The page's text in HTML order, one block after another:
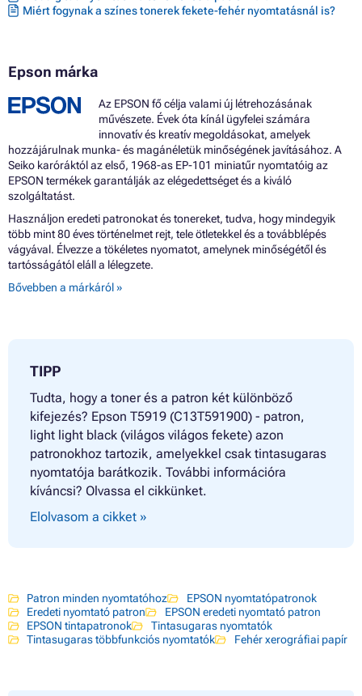
Miért fogynak a színes tonerek fekete-fehér nyomtatásnál is?
Epson márka
Az EPSON fő célja valami új létrehozásának
művészete. Évek óta kínál ügyfelei számára
innovatív és kreatív megoldásokat, amelyek
hozzájárulnak munka- és magánéletük minőségének javításához. A
Seiko karóráktól az első, 1968-as EP-101 miniatűr nyomtatóig az
EPSON termékek garantálják az elégedettséget és a kiváló
szolgáltatást.
Használjon eredeti patronokat és tonereket, tudva, hogy mindegyik
több mint 80 éves történelmet rejt, tele ötletekkel és a továbblépés
vágyával. Élvezze a tökéletes nyomatot, amelynek minőségétől és
tartósságától eláll a lélegzete.
Bővebben a márkáról »
TIPP
Tudta, hogy a toner és a patron két különböző
kifejezés? Epson T5919 (C13T591900) - patron,
light light black (világos világos fekete) azon
patronokhoz tartozik, amelyekkel csak tintasugaras
nyomtatója barátkozik. További információra
kíváncsi? Olvassa el cikkünket.
Elolvasom a cikket »
Patron minden nyomtatóhoz
EPSON nyomtatópatronok
Eredeti nyomtató patron
EPSON eredeti nyomtató patron
EPSON tintapatronok
Tintasugaras nyomtatók
Tintasugaras többfunkciós nyomtatók
Fehér xerográfiai papír